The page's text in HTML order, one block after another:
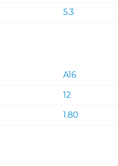
5.3
A16
12
1.80